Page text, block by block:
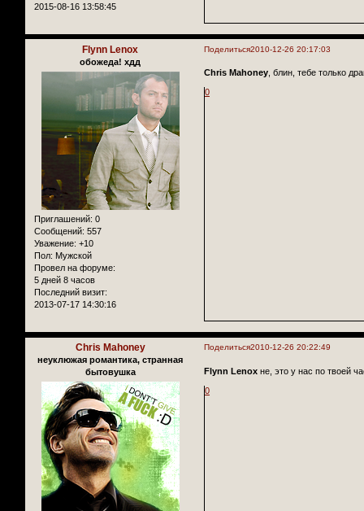
2015-08-16 13:58:45
Поделиться2010-12-26 20:17:03
Flynn Lenox
обожеда! хдд
Приглашений: 0
Сообщений: 557
Уважение: +10
Пол: Мужской
Провел на форуме:
5 дней 8 часов
Последний визит:
2013-07-17 14:30:16
Chris Mahoney , блин, тебе только
0
Поделиться2010-12-26 20:22:49
Chris Mahoney
неуклюжая романтика, странная
бытовушка
Flynn Lenox не, это у нас по твоей
0